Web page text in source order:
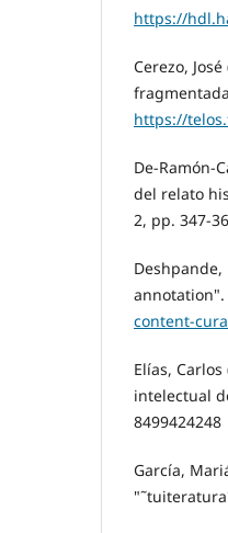
https://
Cerezo,
https://
De-Ramón-
del relato
2, pp. 347-
annotation".
content-
Elí­as,
intelectual
8499424248
Garcí­a,